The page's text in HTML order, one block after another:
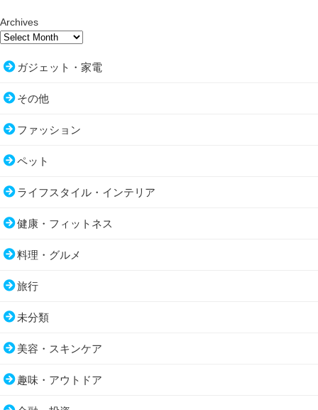
Archives
ガジェット・家電
その他
ファッション
ペット
ライフスタイル・インテリア
健康・フィットネス
料理・グルメ
旅行
未分類
美容・スキンケア
趣味・アウトドア